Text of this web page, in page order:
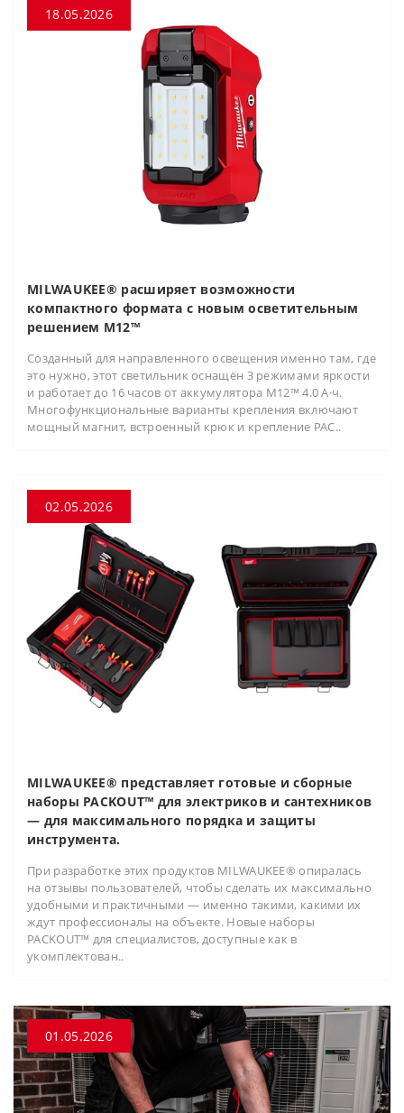
18.05.2026
MILWAUKEE® расширяет возможности
компактного формата с новым осветительным
решением M12™
Созданный для направленного освещения именно там, где
это нужно, этот светильник оснащён 3 режимами яркости
и работает до 16 часов от аккумулятора M12™ 4.0 А·ч.
Многофункциональные варианты крепления включают
мощный магнит, встроенный крюк и крепление PAC..
02.05.2026
MILWAUKEE® представляет готовые и сборные
наборы PACKOUT™ для электриков и сантехников
— для максимального порядка и защиты
инструмента.
При разработке этих продуктов MILWAUKEE® опиралась
на отзывы пользователей, чтобы сделать их максимально
удобными и практичными — именно такими, какими их
ждут профессионалы на объекте. Новые наборы
PACKOUT™ для специалистов, доступные как в
укомплектован..
01.05.2026